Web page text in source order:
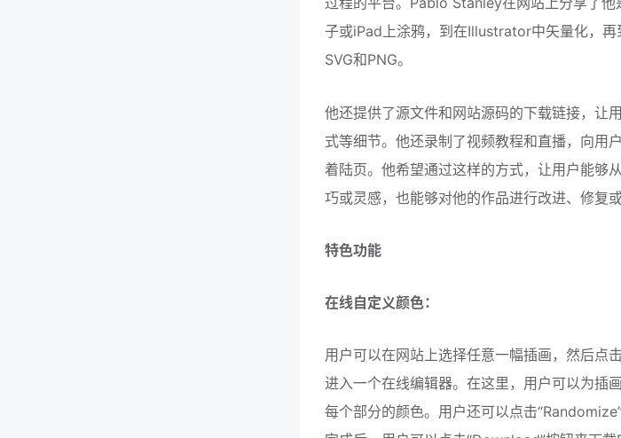
子或iPad上涂鸦，到在Illustrator中矢量化，
SVG和PNG。
他还提供了源文件和网站源码的下载链接，让
式等细节。他还录制了视频教程和直播，向用
着陆页。他希望通过这样的方式，让用户能够
巧或灵感，也能够对他的作品进行改进、修复或
特色功能
在线自定义颜色：
用户可以在网站上选择任意一幅插画，然后点
进入一个在线编辑器。在这里，用户可以为插
每个部分的颜色。用户还可以点击